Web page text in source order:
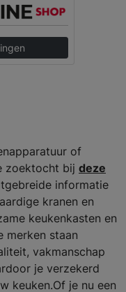
of
zoektocht bij deze
informatie
kranen en
keukenkasten en
merken staan
vakmanschap
je verzekerd
keuken.Of je nu een